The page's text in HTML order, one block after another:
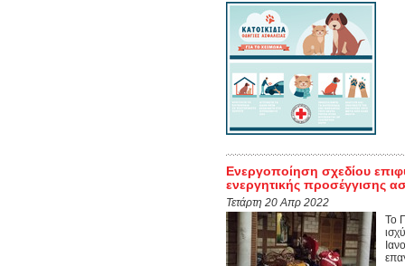
Ενεργοποίηση σχεδίου
ενεργητικής προσέγγισης
Τετάρτη 20 Απρ 2022
Το